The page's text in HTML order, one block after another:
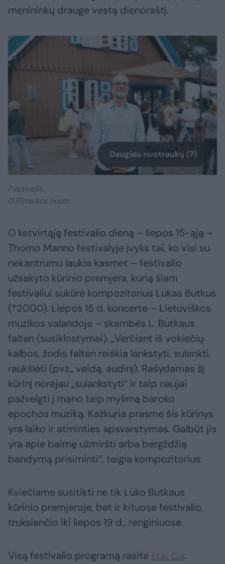
menininkų drauge vestą dienoraštį.
Daugiau nuotraukų (7)
Festivalis.
D.Rimeikos nuotr.
O ketvirtąją festivalio dieną – liepos 15-ąją –
Thomo Manno festivalyje įvyks tai, ko visi su
nekantrumu laukia kasmet – festivalio
užsakyto kūrinio premjera, kurią šiam
festivaliui sukūrė kompozitorius Lukas Butkus
(*2000). Liepos 15 d. koncerte – Lietuviškos
muzikos valandoje – skambės L. Butkaus
falten (susiklostymai). „Verčiant iš vokiečių
kalbos, žodis falten reiškia lankstyti, sulenkti,
raukšlėti (pvz., veidą, audinį). Rašydamas šį
kūrinį norėjau „sulankstyti“ ir taip naujai
pažvelgti į mano taip mylimą baroko
epochos muziką. Kažkuria prasme šis kūrinys
yra laiko ir atminties apsvarstymas. Galbūt jis
yra apie baimę užmiršti arba bergždžią
bandymą prisiminti“, teigia kompozitorius.
Kviečiame susitikti ne tik Luko Butkaus
kūrinio premjeroje, bet ir kituose festivalio,
truksiančio iki liepos 19 d., renginiuose.
Visą festivalio programą rasite štai čia.